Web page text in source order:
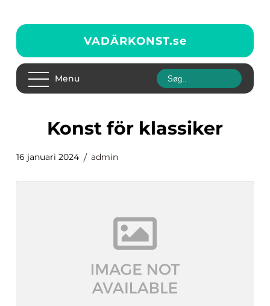
VADÄRKONST.se
Menu
konst för klassiker
16 januari 2024 admin